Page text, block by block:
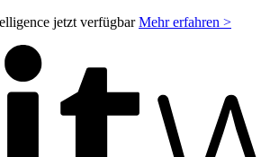
jetzt verfügbarMehr erfahren >